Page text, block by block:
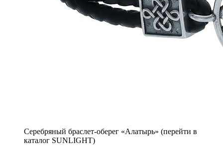
Серебряный браслет-оберег «Алатырь» (перейти в
каталог SUNLIGHT)